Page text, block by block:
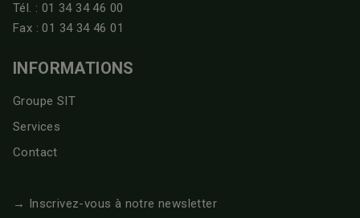
Tél. : 01 34 34 46 00
Fax : 01 34 34 46 01
INFORMATIONS
Groupe SIT
Services
Contact
→ Inscrivez-vous à notre newsletter